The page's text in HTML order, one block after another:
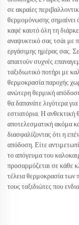
σε ακραίες
θερμομόνωσης σημαίνει
καφέ καυτό όλη τη
αναψυκτικό σας τσάι με
εργάσιμης ημέρας σας.
απαιτούν συχνές
ταξιδιωτικό ποτήρι με
θερμοκρασία παροχής
ανώτερη θερμική
θα δαπανάτε λιγότερα
εστιατόρια. Η
αποτελεσματική ακόμα
διασφαλίζοντας ότι η
απόδοση. Είτε
το απόγευμα του
προσαρμόζεται σε κάθε
τέλεια θερμοκρασία των
τους ταξιδιώτες που